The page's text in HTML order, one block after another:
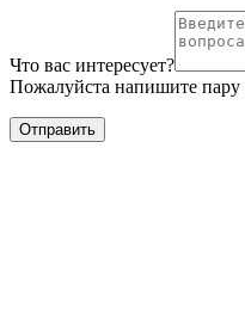
Что вас интересует?
Пожалуйста напишите пару
Отправить